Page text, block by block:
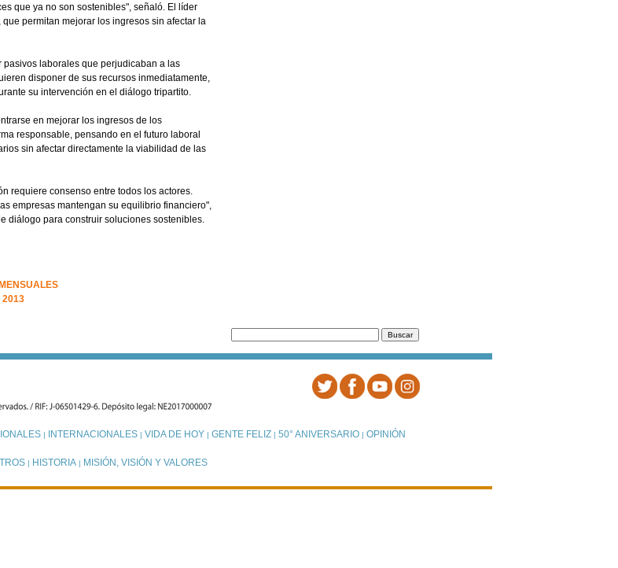
que ya no son sostenibles", señaló. El líder
permitan mejorar los ingresos sin afectar la
pasivos laborales que perjudicaban a las
disponer de sus recursos inmediatamente,
su intervención en el diálogo tripartito.
en mejorar los ingresos de los
responsable, pensando en el futuro laboral
sin afectar directamente la viabilidad de las
requiere consenso entre todos los actores.
empresas mantengan su equilibrio financiero",
diálogo para construir soluciones sostenibles.
2013
| INTERNACIONALES| VIDA DE HOY | GENTE FELIZ| 50° ANIVERSARIO| OPINIÓN
| HISTORIA | MISIÓN, VISIÓN Y VALORES